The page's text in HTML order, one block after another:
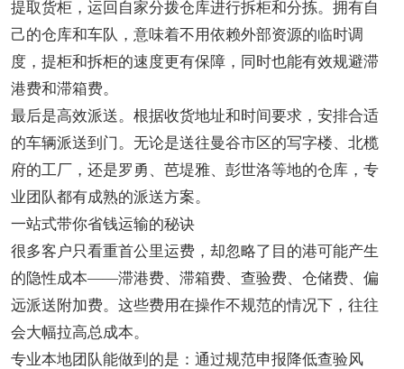
提取货柜，运回自家分拨仓库进行拆柜和分拣。拥有自
己的仓库和车队，意味着不用依赖外部资源的临时调
度，提柜和拆柜的速度更有保障，同时也能有效规避滞
港费和滞箱费。
最后是高效派送。根据收货地址和时间要求，安排合适
的车辆派送到门。无论是送往曼谷市区的写字楼、北榄
府的工厂，还是罗勇、芭堤雅、彭世洛等地的仓库，专
业团队都有成熟的派送方案。
一站式带你省钱运输的秘诀
很多客户只看重首公里运费，却忽略了目的港可能产生
的隐性成本——滞港费、滞箱费、查验费、仓储费、偏
远派送附加费。这些费用在操作不规范的情况下，往往
会大幅拉高总成本。
专业本地团队能做到的是：通过规范申报降低查验风